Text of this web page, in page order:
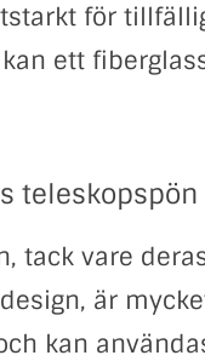
för
ett
tack vare
är
kan